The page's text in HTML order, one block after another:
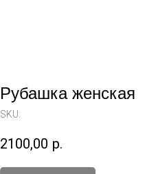
Рубашка женская
SKU:
2100,00 р.